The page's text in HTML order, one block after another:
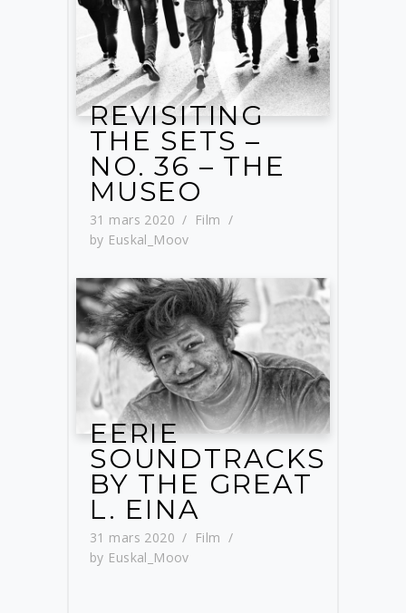
REVISITING
THE SETS –
NO. 36 – THE
MUSEO
31 mars 2020
Film
by Euskal_Moov
EERIE
SOUNDTRACKS
BY THE GREAT
L. EINA
31 mars 2020
Film
by Euskal_Moov